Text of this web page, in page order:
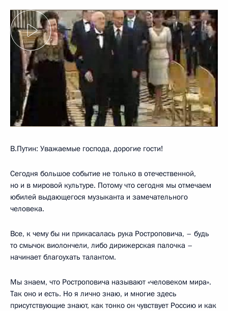
В.Путин: Уважаемые господа, дорогие гости!
Сегодня большое событие не только в отечественной,
но и в мировой культуре. Потому что сегодня мы отмечаем
юбилей выдающегося музыканта и замечательного
человека.
Все, к чему бы ни прикасалась рука Ростроповича, – будь
то смычок виолончели, либо дирижерская палочка –
начинает благоухать талантом.
Мы знаем, что Ростроповича называют «человеком мира».
Так оно и есть. Но я лично знаю, и многие здесь
присутствующие знают, как тонко он чувствует Россию и как